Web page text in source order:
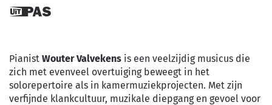
Dit is een
Pianist Wouter Valvekens is een veelzijdig musicus die
zich met evenveel overtuiging beweegt in het
solorepertoire als in kamermuziekprojecten. Met zijn
verfijnde klankcultuur, muzikale diepgang en gevoel voor